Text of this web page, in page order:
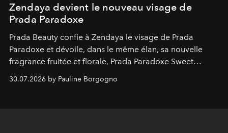
Zendaya devient le nouveau visage de
Prada Paradoxe
Prada Beauty confie à Zendaya le visage de Prada
Paradoxe et dévoile, dans le même élan, sa nouvelle
fragrance fruitée et florale, Prada Paradoxe Sweet
30.07.2026 by Pauline Borgogno